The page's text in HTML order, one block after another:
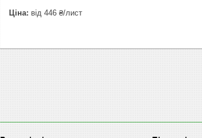
Ціна: від 446 ₴/лист